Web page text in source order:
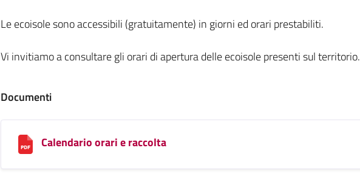
Le ecoisole sono accessibili (gratuitamente) in giorni ed orari prestabiliti.
Vi invitiamo a consultare gli orari di apertura delle ecoisole presenti sul territorio.
Documenti
Calendario orari e raccolta